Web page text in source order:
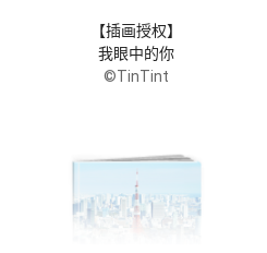
【插画授权】
我眼中的你
©TinTint